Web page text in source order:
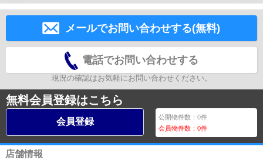
メールでお問い合わせする(無料)
電話でお問い合わせする
現況の確認はお気軽にお問い合わせください。
無料会員登録はこちら
会員登録 公開物件数：0件
会員物件数：0件
店舗情報